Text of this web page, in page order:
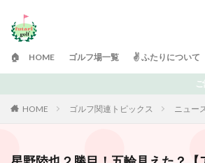
🏠 HOME ゴルフ場一覧 ✌️ ふたりについて
ご訪問ありがとうございます！ 日々ゴル
HOME ゴルフ関連トピックス ニュー